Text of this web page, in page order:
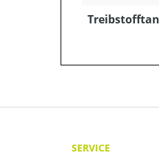
SERVICE